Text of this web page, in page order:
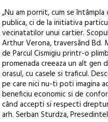
„Nu am pornit, cum se
publica, ci de la initiativa
vecinatatilor unui cartier.
Arthur Verona, traversând Bd.
de Parcul Cismigiu printr-o
promenada creeaza un alt
orasul, cu casele si traficul.
pe care nici nu-ti poti imagina
beneficiu economic si de
când accepti si respecti
arh. Serban Sturdza,